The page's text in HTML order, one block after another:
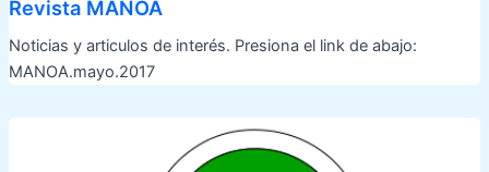
Revista MANOA
Noticias y articulos de interés. Presiona el link de abajo:
MANOA.mayo.2017